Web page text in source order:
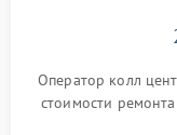
Оператор колл
стоимости